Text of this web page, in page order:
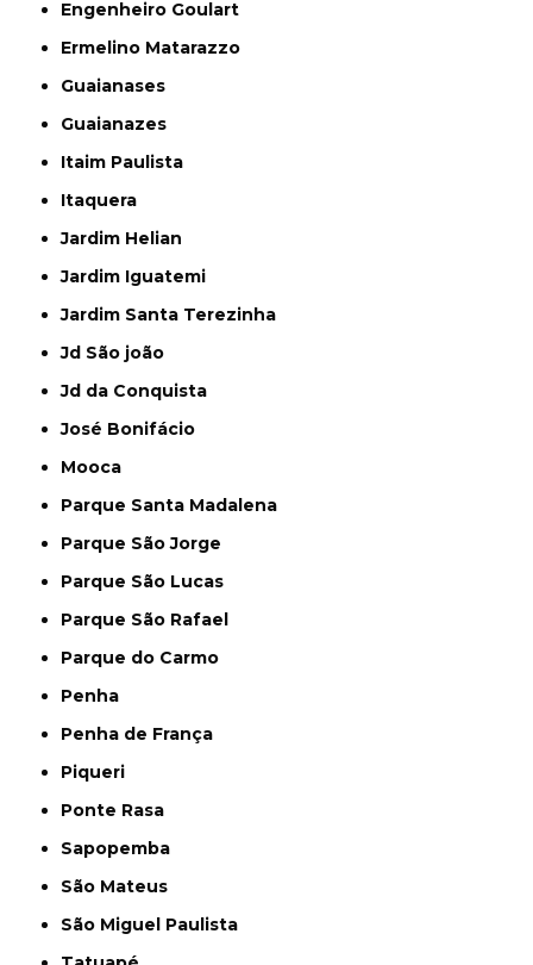
Engenheiro Goulart
Ermelino Matarazzo
Guaianases
Guaianazes
Itaim Paulista
Itaquera
Jardim Helian
Jardim Iguatemi
Jardim Santa Terezinha
Jd São joão
Jd da Conquista
José Bonifácio
Mooca
Parque Santa Madalena
Parque São Jorge
Parque São Lucas
Parque São Rafael
Parque do Carmo
Penha
Penha de França
Piqueri
Ponte Rasa
Sapopemba
São Mateus
São Miguel Paulista